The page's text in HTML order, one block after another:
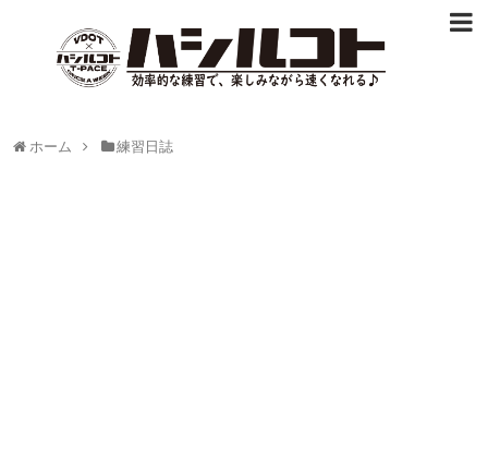
ホーム 練習日誌